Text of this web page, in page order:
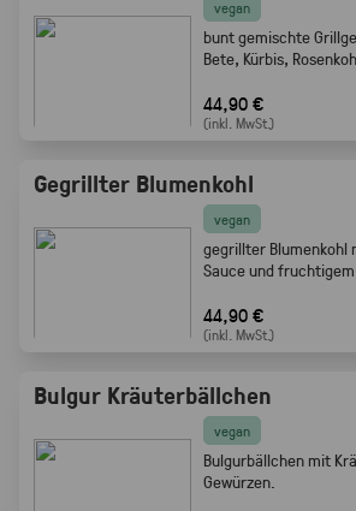
vegan
bunt gemischte
Bete, Kürbis,
44,90 €
(inkl. MwSt.)
Gegrillter Blumenkohl
vegan
gegrillter Blumenkohl
Sauce und
44,90 €
(inkl. MwSt.)
Bulgur Kräuterbällchen
vegan
Bulgurbällchen mit
Gewürzen.